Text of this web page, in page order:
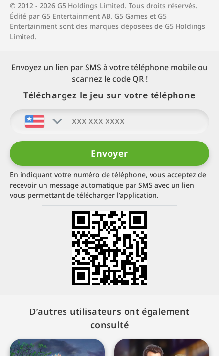
© 2012 - 2026 G5 Holdings Limited. Tous droits réservés.
Édité par G5 Entertainment AB. G5 Games et G5
Entertainment sont des marques déposées de G5 Holdings
Limited.
Envoyez un lien par SMS à votre téléphone mobile ou
scannez le code QR !
Téléchargez le jeu sur votre téléphone
En indiquant votre numéro de téléphone, vous acceptez de
recevoir un message automatique par SMS avec un lien
vous permettant de télécharger l’application.
D’autres utilisateurs ont également
consulté